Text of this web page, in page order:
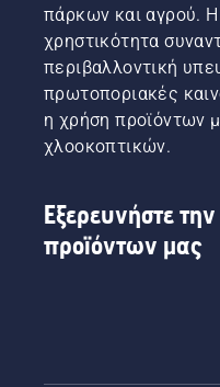
πάρκων και αγρού.
χρηστικότητα
περιβαλλοντική
πρωτοποριακές
η χρήση προϊόντων
χλοοκοπτικών.
Εξερευνήστε
προϊόντων μας